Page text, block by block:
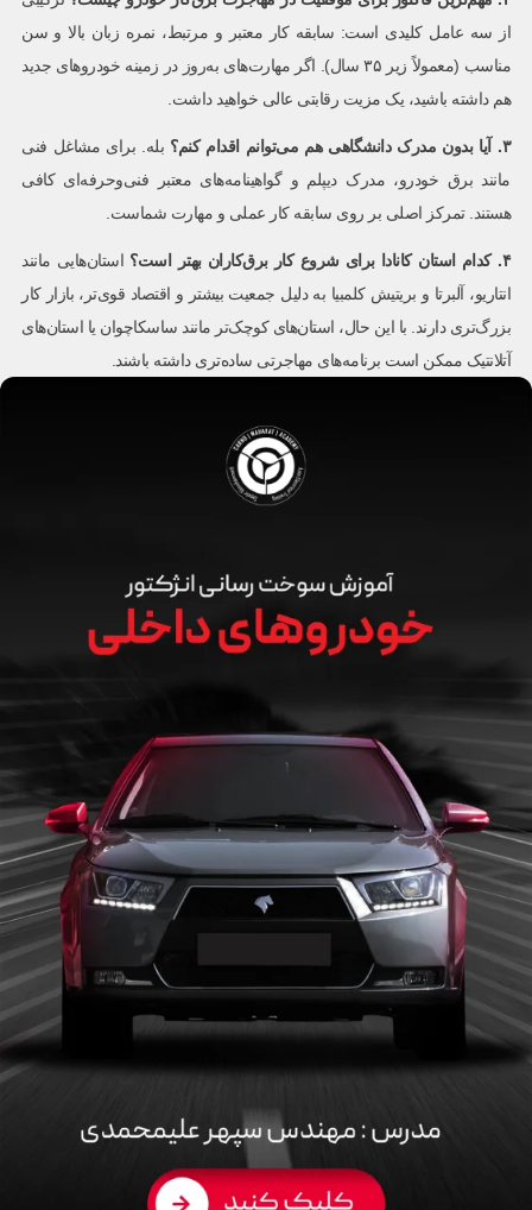
از سه عامل کلیدی است: سابقه کار معتبر و مرتبط، نمره زبان بالا و سن
مناسب (معمولاً زیر ۳۵ سال). اگر مهارت‌های به‌روز در زمینه خودروهای جدید
هم داشته باشید، یک مزیت رقابتی عالی خواهید داشت.
۳. آیا بدون مدرک دانشگاهی هم می‌توانم اقدام کنم؟ بله. برای مشاغل فنی
مانند برق خودرو، مدرک دیپلم و گواهینامه‌های معتبر فنی‌وحرفه‌ای کافی
هستند. تمرکز اصلی بر روی سابقه کار عملی و مهارت شماست.
۴.کدام استان کانادا برای شروع کار برق‌کاران بهتر است؟ استان‌هایی مانند
انتاریو، آلبرتا و بریتیش کلمبیا به دلیل جمعیت بیشتر و اقتصاد قوی‌تر، بازار کار
بزرگ‌تری دارند. با این حال، استان‌های کوچک‌تر مانند ساسکاچوان یا استان‌های
آتلانتیک ممکن است برنامه‌های مهاجرتی ساده‌تری داشته باشند.